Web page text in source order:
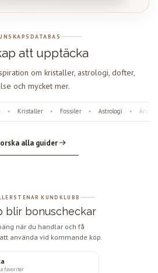
att upptäcka
om kristaller, astrologi, dofter,
och mycket mer.
Kristaller • Fossiler • Astrologi •
alla guider
KUNDKLUBB
blir bonuscheckar
när du handlar och få
använda vid kommande köp.
favoriter